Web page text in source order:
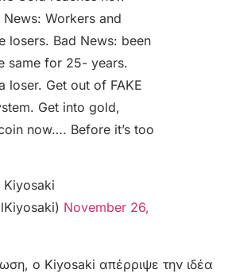
News: Workers and
losers. Bad News: been
same for 25- years.
loser. Get out of FAKE
Get into gold,
now…. Before it’s too
November 26,
ο Kiyosaki απέρριψε την ιδέα